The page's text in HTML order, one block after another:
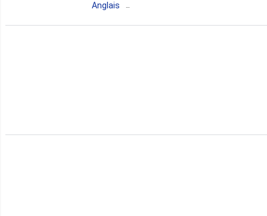
Anglais
Micronésie
Weno Municipal Offices